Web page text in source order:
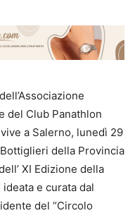
del Club Panathlon
a Salerno, lunedì 29
della Provincia
XI Edizione della
ideata e curata dal
del “Circolo